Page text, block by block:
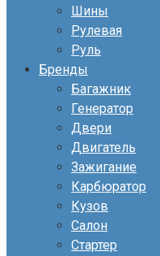
Шины
Рулевая
Руль
Бренды
Багажник
Генератор
Двери
Двигатель
Зажигание
Карбюратор
Кузов
Салон
Стартер